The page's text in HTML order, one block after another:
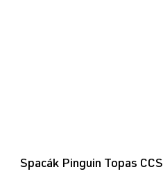
Spacák Pinguin Topas CCS